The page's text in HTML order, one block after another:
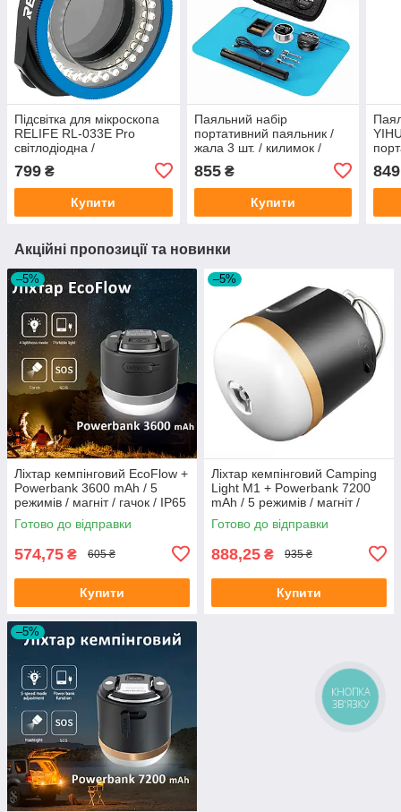
Підсвітка для мікроскопа
RELIFE RL-033E Pro
світлодіодна /
поляризаційна / USB 5В /
32 діоди
799 ₴
Купити
Паяльний набір
портативний паяльник /
жала 3 шт. / килимок /
припій / флюс / USB 5В / 8
Вт / в пеналі
855₴
Купити
849
Акційні пропозиції та новинки
–5%
Ліхтар кемпінговий EcoFlow +
Powerbank 3600 mAh / 5
режимів / магніт / гачок / IP65
/ 5W / Type-C
Готово до відправки
574,75 ₴ 605 ₴
Купити
–5%
Ліхтар кемпінговий Camping
Light M1 + Powerbank 7200
mAh / 5 режимів / магніт /
гачок / IP65 / Type-C Black
Готово до відправки
888,25 ₴ 935 ₴
Купити
–5%
КНОПКА
ЗВ'ЯЗКУ